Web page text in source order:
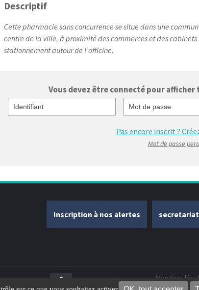
Descriptif
Cette pharmacie sans concurrence se situe dans une
centre de la ville, à proximité des commerces et des
stationnement autour de l’officine.
Vous devez être connecté pour
Identifiant
Mot de passe
Pas encore inscrit ?
Mot de passe
Inscription à nos alertes
Mentions